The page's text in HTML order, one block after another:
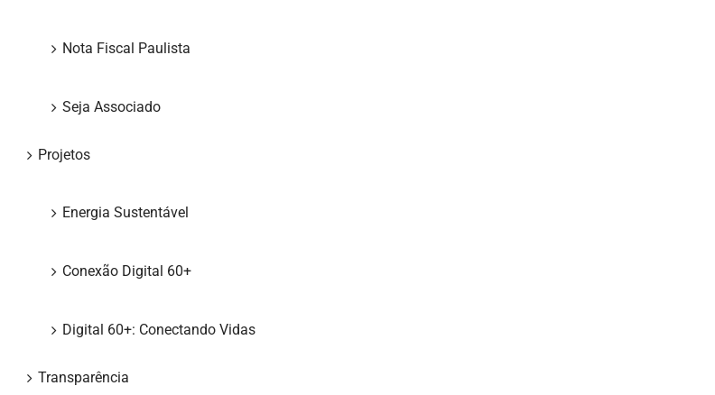
Nota Fiscal Paulista
Seja Associado
Projetos
Energia Sustentável
Conexão Digital 60+
Digital 60+: Conectando Vidas
Transparência